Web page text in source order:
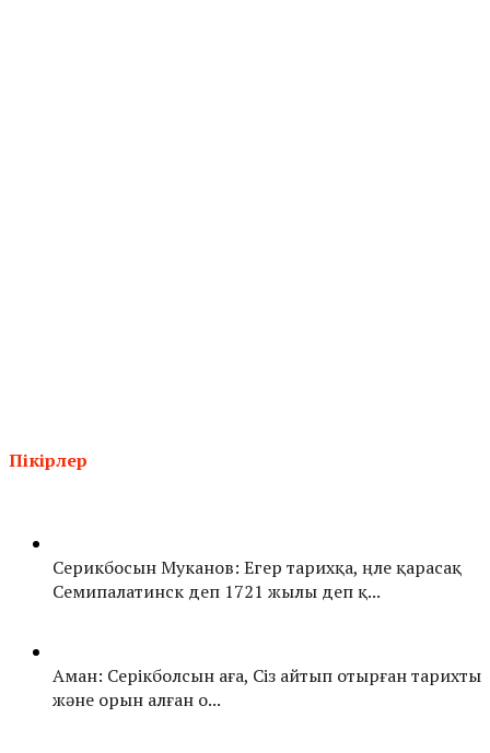
Пікірлер
Серикбосын Муканов: Егер тарихқа, үңле қарасақ
Семипалатинск деп 1721 жылы деп қ...
Аман: Серікболсын аға, Сіз айтып отырған тарихты
және орын алған о...